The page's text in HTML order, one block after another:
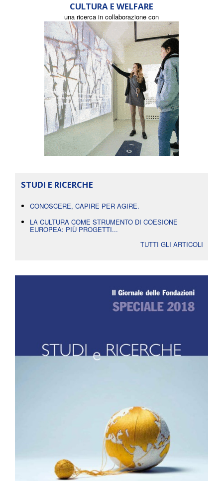
CULTURA E WELFARE
una ricerca in collaborazione con
STUDI E RICERCHE
CONOSCERE, CAPIRE PER AGIRE.
LA CULTURA COME STRUMENTO DI COESIONE
EUROPEA: PIÙ PROGETTI...
TUTTI GLI ARTICOLI